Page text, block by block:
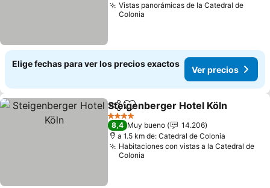
Vistas panorámicas de la Catedral de
Colonia
Elige fechas para ver los precios exactos
Ver precios
CompartirAgregar a favoritos
Steigenberger Hotel Köln
4 Estrellas
8,4 Muy bueno
14.206
a 1.5 km de: Catedral de Colonia
Habitaciones con vistas a la Catedral de
Colonia